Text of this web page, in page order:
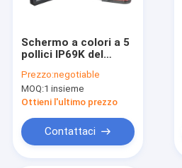
Schermo a colori a 5
pollici IP69K del
luminosità della
macchina
fotografica senza fili
Prezzo:negotiable
MOQ:1 insieme
Ottieni l'ultimo prezzo
Contattaci